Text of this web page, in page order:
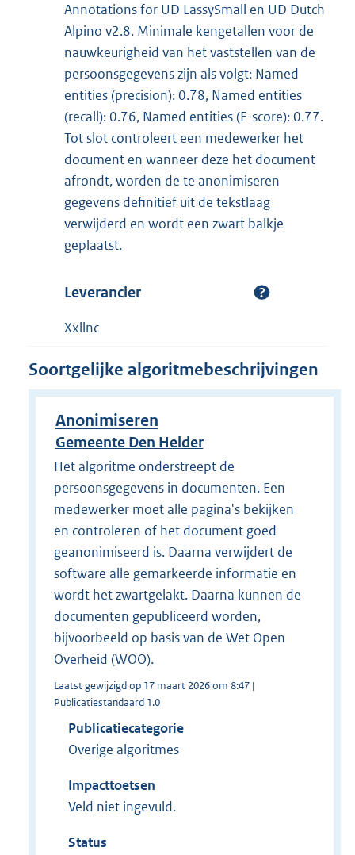
Annotations for UD LassySmall en UD Dutch
Alpino v2.8. Minimale kengetallen voor de
nauwkeurigheid van het vaststellen van de
persoonsgegevens zijn als volgt: Named
entities (precision): 0.78, Named entities
(recall): 0.76, Named entities (F-score): 0.77.
Tot slot controleert een medewerker het
document en wanneer deze het document
afrondt, worden de te anonimiseren
gegevens definitief uit de tekstlaag
verwijderd en wordt een zwart balkje
geplaatst.
Leverancier
Xxllnc
Soortgelijke algoritmebeschrijvingen
Anonimiseren
Gemeente Den Helder
Het algoritme onderstreept de
persoonsgegevens in documenten. Een
medewerker moet alle pagina's bekijken
en controleren of het document goed
geanonimiseerd is. Daarna verwijdert de
software alle gemarkeerde informatie en
wordt het zwartgelakt. Daarna kunnen de
documenten gepubliceerd worden,
bijvoorbeeld op basis van de Wet Open
Overheid (WOO).
Laatst gewijzigd op 17 maart 2026 om 8:47 |
Publicatiestandaard 1.0
Publicatiecategorie
Overige algoritmes
Impacttoetsen
Veld niet ingevuld.
Status